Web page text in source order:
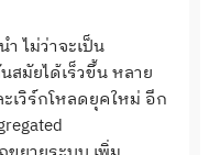
ไม่ว่าจะเป็น
สมัยได้เร็วขึ้น หลาย
เวิร์กโหลดยุคใหม่ อีก